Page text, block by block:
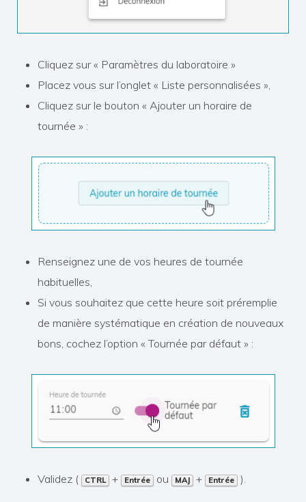
Cliquez sur « Paramètres du laboratoire »
Placez vous sur l’onglet « Liste personnalisées »,
Cliquez sur le bouton « Ajouter un horaire de
tournée » :
Renseignez une de vos heures de tournée
habituelles,
Si vous souhaitez que cette heure soit préremplie
de manière systématique en création de nouveaux
bons, cochez l’option « Tournée par défaut » :
Validez ( CTRL + Entrée ou MAJ + Entrée ).